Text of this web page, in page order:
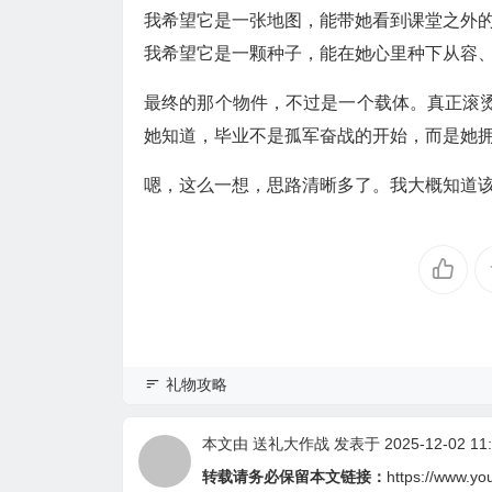
我希望它是一张地图，能带她看到课堂之外
我希望它是一颗种子，能在她心里种下从容
最终的那个物件，不过是一个载体。真正滚
她知道，毕业不是孤军奋战的开始，而是她
嗯，这么一想，思路清晰多了。我大概知道
礼物攻略
本文由 送礼大作战 发表于 2025-12-02
转载请务必保留本文链接： https://